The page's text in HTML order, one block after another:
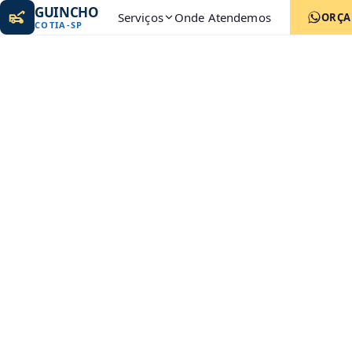
GUINCHO
COTIA-SP Serviços Onde Atendemos